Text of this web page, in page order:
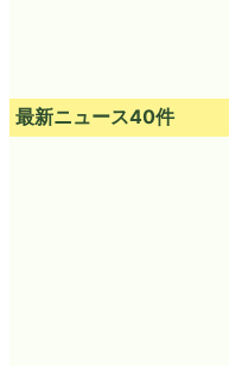
最新ニュース40件